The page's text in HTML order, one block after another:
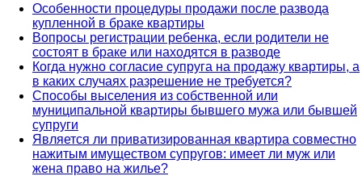
Особенности процедуры продажи после развода
купленной в браке квартиры
Вопросы регистрации ребенка, если родители не
состоят в браке или находятся в разводе
Когда нужно согласие супруга на продажу квартиры, а
в каких случаях разрешение не требуется?
Способы выселения из собственной или
муниципальной квартиры бывшего мужа или бывшей
супруги
Является ли приватизированная квартира совместно
нажитым имуществом супругов: имеет ли муж или
жена право на жилье?